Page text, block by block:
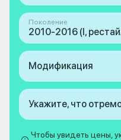
Поколение
2010-2016 (I,
Модификация
Укажите, что
Чтобы увидеть цены,